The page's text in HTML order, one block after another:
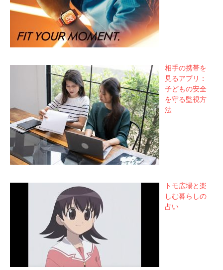
相手の携帯を
見るアプリ：
子どもの安全
を守る監視方
法
トモ広場と楽
しむ暮らしの
占い